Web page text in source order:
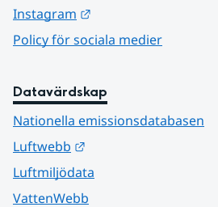
Instagram
Policy för sociala medier
Datavärdskap
Nationella emissionsdatabasen
Luftwebb
Luftmiljödata
VattenWebb